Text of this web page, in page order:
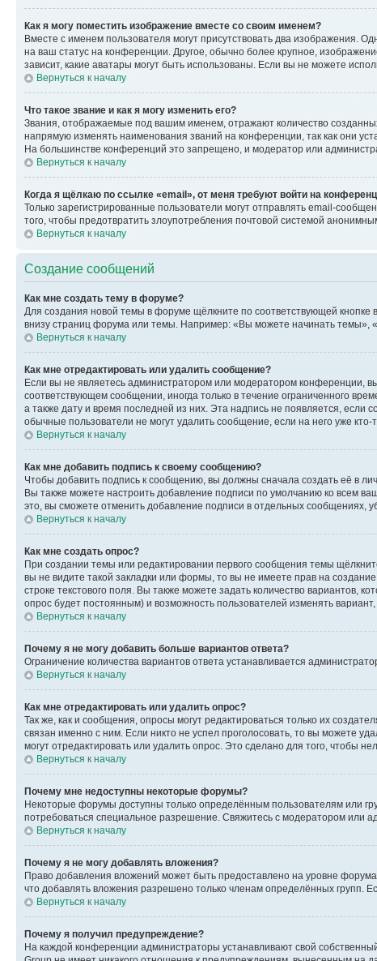
Как я могу поместить изображение вместе со своим именем?
Вместе с именем пользователя могут присутствовать два изображения.
на ваш статус на конференции. Другое, обычно более крупное,
зависит, какие аватары могут быть использованы. Если вы не можете
Вернуться к началу
Что такое звание и как я могу изменить его?
Звания, отображаемые под вашим именем, отражают количество
напрямую изменять наименования званий на конференции, так как они
На большинстве конференций это запрещено, и модератор или
Вернуться к началу
Когда я щёлкаю по ссылке «email», от меня требуют войти на
Только зарегистрированные пользователи могут отправлять email-
того, чтобы предотвратить злоупотребления почтовой системой
Вернуться к началу
Создание сообщений
Как мне создать тему в форуме?
Для создания новой темы в форуме щёлкните по соответствующей
внизу страниц форума или темы. Например: «Вы можете начинать темы»,
Вернуться к началу
Как мне отредактировать или удалить сообщение?
Если вы не являетесь администратором или модератором конференции,
соответствующем сообщении, иногда только в течение ограниченного
а также дату и время последней из них. Эта надпись не появляется,
обычные пользователи не могут удалить сообщение, если на него уже кто-
Вернуться к началу
Как мне добавить подпись к своему сообщению?
Чтобы добавить подпись к сообщению, вы должны сначала создать её в
Вы также можете настроить добавление подписи по умолчанию ко всем
это, вы сможете отменить добавление подписи в отдельных сообщениях,
Вернуться к началу
Как мне создать опрос?
При создании темы или редактировании первого сообщения темы
вы не видите такой закладки или формы, то вы не имеете прав на
строке текстового поля. Вы также можете задать количество вариантов,
опрос будет постоянным) и возможность пользователей изменять
Вернуться к началу
Почему я не могу добавить больше вариантов ответа?
Ограничение количества вариантов ответа устанавливается
Вернуться к началу
Как мне отредактировать или удалить опрос?
Так же, как и сообщения, опросы могут редактироваться только их
связан именно с ним. Если никто не успел проголосовать, то вы можете
могут отредактировать или удалить опрос. Это сделано для того, чтобы
Вернуться к началу
Почему мне недоступны некоторые форумы?
Некоторые форумы доступны только определённым пользователям или
потребоваться специальное разрешение. Свяжитесь с модератором или
Вернуться к началу
Почему я не могу добавлять вложения?
Право добавления вложений может быть предоставлено на уровне
что добавлять вложения разрешено только членам определённых групп.
Вернуться к началу
Почему я получил предупреждение?
На каждой конференции администраторы устанавливают свой